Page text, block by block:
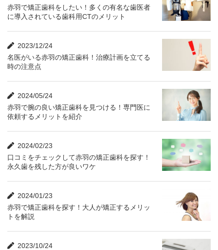
赤羽で矯正歯科をしたい！多くの有名な歯医者
に導入されている歯科用CTのメリット
2023/12/24
名医がいる赤羽の矯正歯科！治療計画を立てる
時の注意点
2024/05/24
赤羽で腕の良い矯正歯科を見つける！専門医に
依頼するメリットを紹介
2024/02/23
口コミをチェックして赤羽の矯正歯科を探す！
永久歯を残した方が良いワケ
2024/01/23
赤羽で矯正歯科を探す！大人が矯正するメリッ
トを解説
2023/10/24